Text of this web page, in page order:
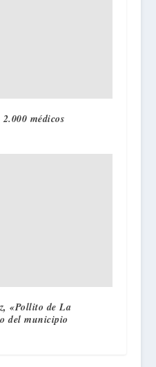
médicos
«Pollito de La
del municipio